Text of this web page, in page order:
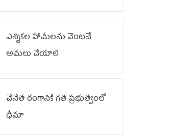
ఎన్నికల హామీలను వెంటనే
అమలు చేయాలి
చేనేత రంగానికి గత ప్రభుత్వంలో
ధీమా